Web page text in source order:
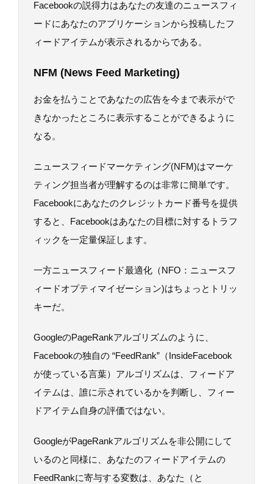
Facebookの説得力はあなたの友達のニュースフィ
ードにあなたのアプリケーションから投稿したフ
ィードアイテムが表示されるからである。
NFM (News Feed Marketing)
お金を払うことであなたの広告を今まで表示がで
きなかったところに表示することができるように
なる。
ニュースフィードマーケティング(NFM)はマーケ
ティング担当者が理解するのは非常に簡単です。
Facebookにあなたのクレジットカード番号を提供
すると、Facebookはあなたの目標に対するトラフ
ィックを一定量保証します。
一方ニュースフィード最適化（NFO：ニュースフ
ィードオプティマイゼーション)はちょっとトリッ
キーだ。
GoogleのPageRankアルゴリズムのように、
Facebookの独自の “FeedRank”（InsideFacebook
が使っている言葉）アルゴリズムは、フィードア
イテムは、誰に示されているかを判断し、フィー
ドアイテム自身の評価ではない。
GoogleがPageRankアルゴリズムを非公開にして
いるのと同様に、あなたのフィードアイテムの
FeedRankに寄与する変数は、あなた（と